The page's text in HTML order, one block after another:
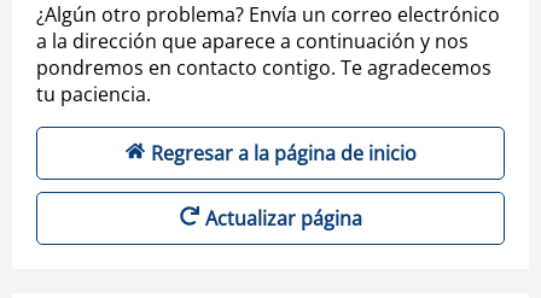
¿Algún otro problema? Envía un correo electrónico
a la dirección que aparece a continuación y nos
pondremos en contacto contigo. Te agradecemos
tu paciencia.
Regresar a la página de inicio
Actualizar página